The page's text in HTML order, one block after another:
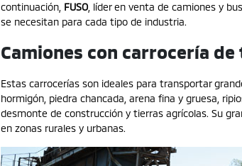
continuación, FUSO, líder en venta de camiones y
se necesitan para cada tipo de industria.
Camiones con carrocería
Estas carrocerías son ideales para transportar
hormigón, piedra chancada, arena fina y gruesa,
desmonte de construcción y tierras agrícolas. Su
en zonas rurales y urbanas.